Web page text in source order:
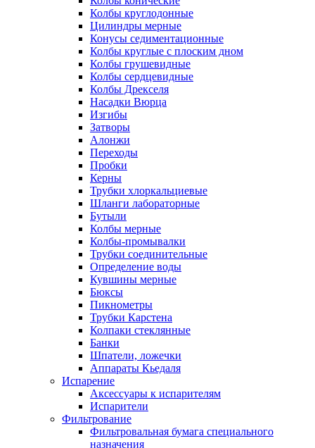
Колбы круглодонные
Цилиндры мерные
Конусы седиментационные
Колбы круглые с плоским дном
Колбы грушевидные
Колбы сердцевидные
Колбы Дрекселя
Насадки Вюрца
Изгибы
Затворы
Алонжи
Переходы
Пробки
Керны
Трубки хлоркальциевые
Шланги лабораторные
Бутыли
Колбы мерные
Колбы-промывалки
Трубки соединительные
Определение воды
Кувшины мерные
Бюксы
Пикнометры
Трубки Карстена
Колпаки стеклянные
Банки
Шпатели, ложечки
Аппараты Кьедаля
Испарение
Аксессуары к испарителям
Испарители
Фильтрование
Фильтровальная бумага специального
назначения